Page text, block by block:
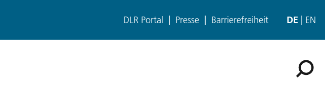
DLR Portal Presse Barrierefreiheit DE EN